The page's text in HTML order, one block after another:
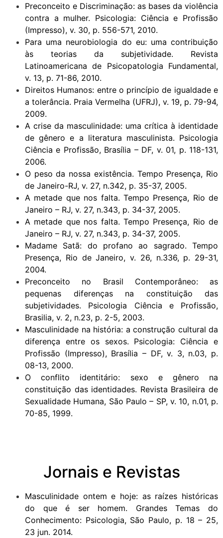
Preconceito e Discriminação: as bases da violência
contra a mulher. Psicologia: Ciência e Profissão
(Impresso), v. 30, p. 556-571, 2010.
Para uma neurobiologia do eu: uma contribuição
às teorias da subjetividade. Revista
Latinoamericana de Psicopatologia Fundamental,
v. 13, p. 71-86, 2010.
Direitos Humanos: entre o princípio de igualdade e
a tolerância. Praia Vermelha (UFRJ), v. 19, p. 79-94,
2009.
A crise da masculinidade: uma crítica à identidade
de gênero e a literatura masculinista. Psicologia
Ciência e Profissão, Brasília – DF, v. 01, p. 118-131,
2006.
O peso da nossa existência. Tempo Presença, Rio
de Janeiro-RJ, v. 27, n.342, p. 35-37, 2005.
A metade que nos falta. Tempo Presença, Rio de
Janeiro – RJ, v. 27, n.343, p. 34-37, 2005.
A metade que nos falta. Tempo Presença, Rio de
Janeiro – RJ, v. 27, n.343, p. 34-37, 2005.
Madame Satã: do profano ao sagrado. Tempo
Presença, Rio de Janeiro, v. 26, n.336, p. 29-31,
2004.
Preconceito no Brasil Contemporâneo: as
pequenas diferenças na constituição das
subjetividades. Psicologia Ciência e Profissão,
Brasilia, v. 2, n.23, p. 2-5, 2003.
Masculinidade na história: a construção cultural da
diferença entre os sexos. Psicologia: Ciência e
Profissão (Impresso), Brasília – DF, v. 3, n.03, p.
08-13, 2000.
O conflito identitário: sexo e gênero na
constituição das identidades. Revista Brasileira de
Sexualidade Humana, São Paulo – SP, v. 10, n.01, p.
70-85, 1999.
Jornais e Revistas
Masculinidade ontem e hoje: as raízes históricas
do que é ser homem. Grandes Temas do
Conhecimento: Psicologia, São Paulo, p. 18 – 25,
23 jun. 2014.